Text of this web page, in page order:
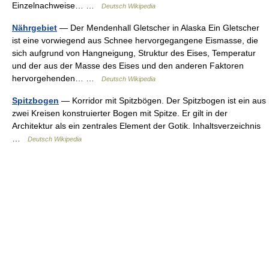
Einzelnachweise… …
Deutsch Wikipedia
Nährgebiet — Der Mendenhall Gletscher in Alaska Ein Gletscher
ist eine vorwiegend aus Schnee hervorgegangene Eismasse, die
sich aufgrund von Hangneigung, Struktur des Eises, Temperatur
und der aus der Masse des Eises und den anderen Faktoren
hervorgehenden… …
Deutsch Wikipedia
Spitzbogen — Korridor mit Spitzbögen. Der Spitzbogen ist ein aus
zwei Kreisen konstruierter Bogen mit Spitze. Er gilt in der
Architektur als ein zentrales Element der Gotik. Inhaltsverzeichnis
Deutsch Wikipedia